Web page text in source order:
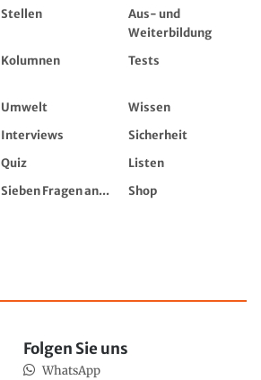
Stellen
Aus- und
Weiterbildung
Kolumnen Tests
Umwelt
Wissen
Interviews
Sicherheit
Quiz
Listen
Sieben Fragen an...
Shop
Folgen Sie uns
WhatsApp